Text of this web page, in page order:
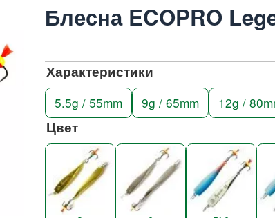
Блесна ECOPRO
Характеристики
5.5g / 55mm 9g / 65mm 12g /
Цвет